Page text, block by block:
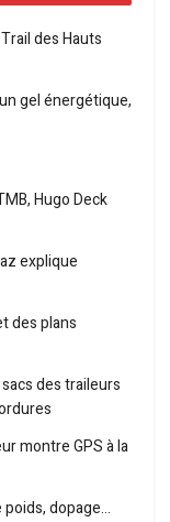
des Hauts
gel énergétique,
Hugo Deck
explique
des plans
des traileurs
montre GPS à la
poids, dopage…